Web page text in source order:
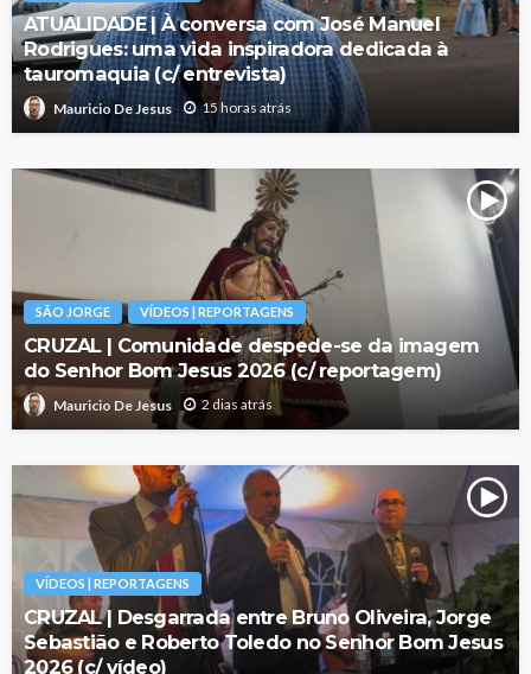
ATUALIDADE | À conversa com José Manuel
Rodrigues: uma vida inspiradora dedicada à
tauromaquia (c/ entrevista)
Mauricio De Jesus 15 horas atrás
SÃO JORGE VÍDEOS | REPORTAGENS
CRUZAL | Comunidade despede-se da imagem
do Senhor Bom Jesus 2026 (c/ reportagem)
Mauricio De Jesus 2 dias atrás
VÍDEOS | REPORTAGENS
CRUZAL | Desgarrada entre Bruno Oliveira, Jorge
Sebastião e Roberto Toledo no Senhor Bom Jesus
2026 (c/ vídeo)